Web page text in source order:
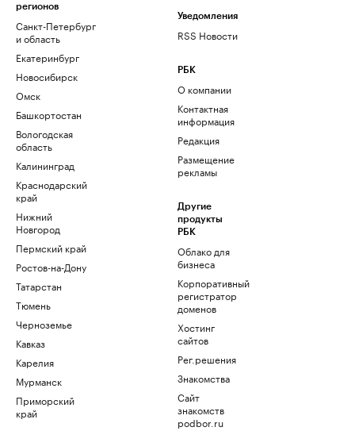
регионов
Санкт-Петербург
и область
Екатеринбург
Новосибирск
Омск
Башкортостан
Вологодская
область
Калининград
Краснодарский
край
Нижний
Новгород
Пермский край
Ростов-на-Дону
Татарстан
Тюмень
Черноземье
Кавказ
Карелия
Мурманск
Приморский
край
Уведомления
RSS Новости
РБК
О компании
Контактная
информация
Редакция
Размещение
рекламы
Другие
продукты
РБК
Облако для
бизнеса
Корпоративный
регистратор
доменов
Хостинг
сайтов
Рег.решения
Знакомства
Сайт
знакомств
podbor.ru